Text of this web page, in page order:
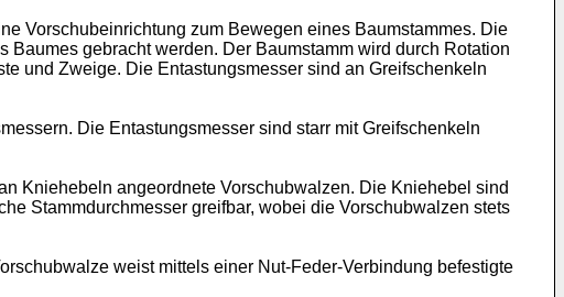
Vorschubeinrichtung zum Bewegen eines Baumstammes. Die
gebracht werden. Der Baumstamm wird durch Rotation
und Zweige. Die Entastungsmesser sind an Greifschenkeln
Die Entastungsmesser sind starr mit Greifschenkeln
Kniehebeln angeordnete Vorschubwalzen. Die Kniehebel sind
Stammdurchmesser greifbar, wobei die Vorschubwalzen stets
weist mittels einer Nut-Feder-Verbindung befestigte